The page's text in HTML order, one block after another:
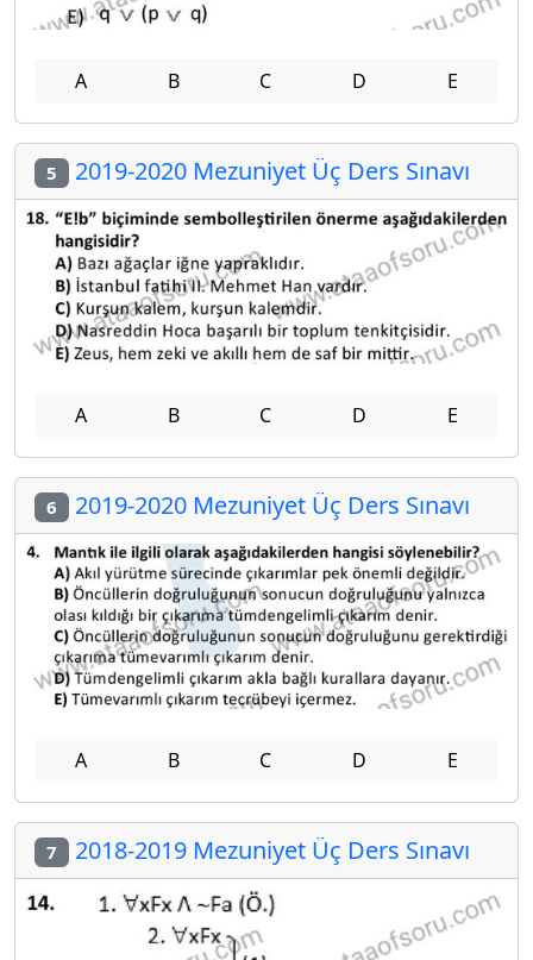
A B C D E
5 2019-2020 Mezuniyet Üç Ders Sınavı
A B C D E
6 2019-2020 Mezuniyet Üç Ders Sınavı
A B C D E
7 2018-2019 Mezuniyet Üç Ders Sınavı